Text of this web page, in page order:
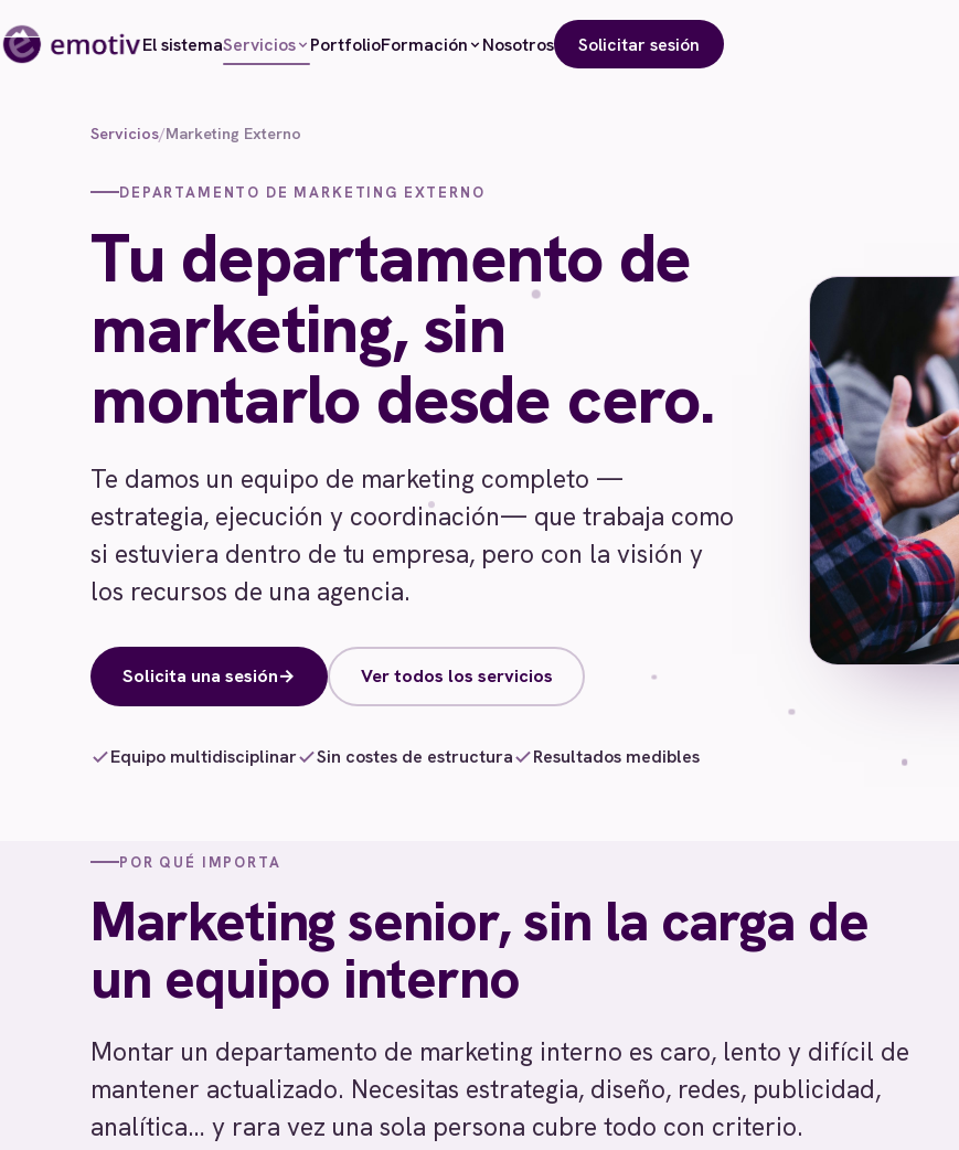
El sistemaServicios PortfolioFormación Nosotros Solicitar sesión
Servicios/Marketing Externo
DEPARTAMENTO DE MARKETING EXTERNO
Tu departamento de
marketing, sin
montarlo desde cero.
Te damos un equipo de marketing completo —
estrategia, ejecución y coordinación— que trabaja como
si estuviera dentro de tu empresa, pero con la visión y
los recursos de una agencia.
Solicita una sesión→ Ver todos los servicios
Equipo multidisciplinar Sin costes de estructura Resultados medibles
POR QUÉ IMPORTA
Marketing senior, sin la carga de
un equipo interno
Montar un departamento de marketing interno es caro, lento y difícil de
mantener actualizado. Necesitas estrategia, diseño, redes, publicidad,
analítica… y rara vez una sola persona cubre todo con criterio.